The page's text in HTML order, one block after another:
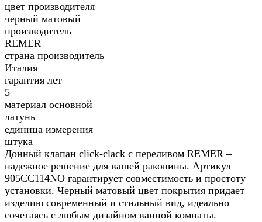
цвет производителя
черный матовый
производитель
REMER
страна производитель
Италия
гарантия лет
5
материал основной
латунь
единица измерения
штука
Донный клапан click-clack с переливом REMER –
надежное решение для вашей раковины. Артикул
905CC114NO гарантирует совместимость и простоту
установки. Черный матовый цвет покрытия придает
изделию современный и стильный вид, идеально
сочетаясь с любым дизайном ванной комнаты.